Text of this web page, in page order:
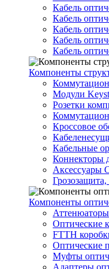
Кабель
Кабель
Кабель
Кабель
Кабель
Компоненты
Модули
Розетки
Кроссовое
Кабельные
Коннекторы
Аксессуары
Компоненты
Оптические
FTTH
Оптические
Муфты
Адаптеры